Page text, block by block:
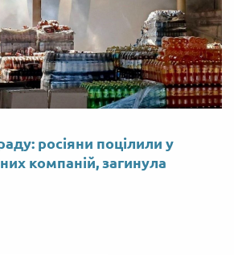
росіяни поцілили у
компаній, загинула